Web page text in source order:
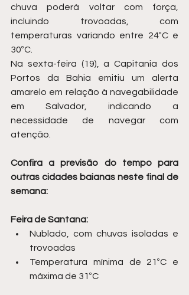
chuva poderá voltar com força,
incluindo trovoadas, com
temperaturas variando entre 24ºC e
30ºC.
Na sexta-feira (19), a Capitania dos
Portos da Bahia emitiu um alerta
amarelo em relação à navegabilidade
em Salvador, indicando a
necessidade de navegar com
atenção.
Confira a previsão do tempo para
outras cidades baianas neste final de
semana:
Feira de Santana:
Nublado, com chuvas isoladas e
trovoadas
Temperatura mínima de 21ºC e
máxima de 31ºC